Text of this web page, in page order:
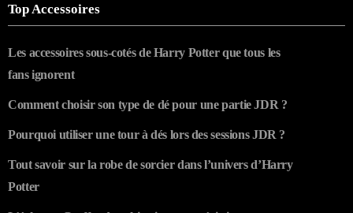
Top Accessoires
Les accessoires sous-cotés de Harry Potter que tous les
fans ignorent
Comment choisir son type de dé pour une partie JDR ?
Pourquoi utiliser une tour à dés lors des sessions JDR ?
Tout savoir sur la robe de sorcier dans l’univers d’Harry
Potter